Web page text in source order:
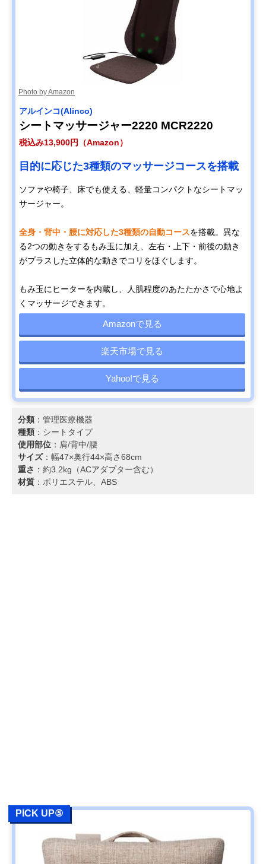
Photo by Amazon
アルインコ(Alinco)
シートマッサージャー2220 MCR2220
税込み13,900円（Amazon）
目的に応じた3種類のマッサージコースを搭載
ソファや椅子、床でも使える、軽量コンパクトなシートマッ
サージャー。
全身・背中・腰に対応した3種類の自動コースを搭載。異な
る2つの動きをするもみ玉に加え、左右・上下・前後の動き
がプラスした立体的な動きでコリをほぐします。
もみ玉にヒーターを内蔵し、人肌程度のあたたかさで心地よ
くマッサージできます。
Amazonで見る
楽天市場で見る
Yahoo!で見る
分類 ：管理医療機器
種類 ：シートタイプ
使用部位 ：肩/背中/腰
サイズ：幅47×奥行44×高さ68cm
重さ ：約3.2kg（ACアダプター含む）
材質 ：ポリエステル、ABS
PICK UP⑤